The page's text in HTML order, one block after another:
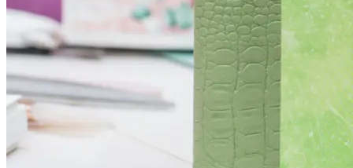
Фотографии
Новости
Вакансии
Документы
Смотреть все
Принять все Настройки cookies
Сбросить
Забронировать